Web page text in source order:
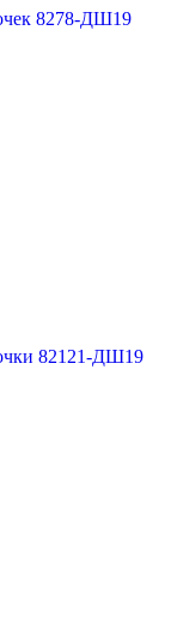
8278-ДШ19
82121-ДШ19